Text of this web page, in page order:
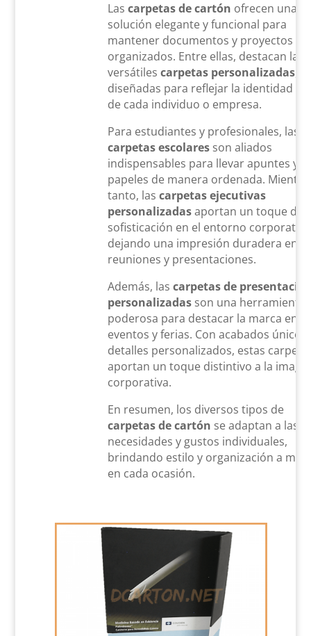
Lascarpetas de cartón ofrecen una
solución elegante y funcional para
mantener documentos y proyectos
organizados. Entre ellas, destacan las
versátilescarpetas personalizadas
diseñadas para reflejar la identidad
de cada individuo o empresa.
Para estudiantes y profesionales, las
carpetas escolares son aliados
indispensables para llevar apuntes y
papeles de manera ordenada.
tanto, lascarpetas ejecutivas
personalizadasaportan un toque de
sofisticación en el entorno
dejando una impresión duradera en
reuniones y presentaciones.
Además, lascarpetas de
personalizadas son una herramienta
poderosa para destacar la marca en
eventos y ferias. Con acabados únicos
detalles personalizados, estas
aportan un toque distintivo a la
corporativa.
En resumen, los diversos tipos de
carpetas de cartón se adaptan a las
necesidades y gustos individuales,
brindando estilo y organización a
en cada ocasión.